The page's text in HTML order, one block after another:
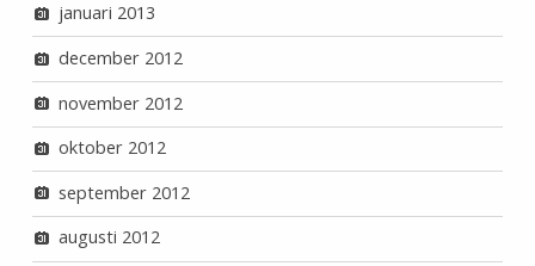
januari 2013
december 2012
november 2012
oktober 2012
september 2012
augusti 2012